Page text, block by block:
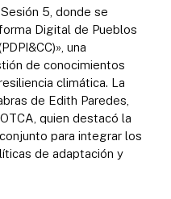
5, donde se
Digital de Pueblos
una
de conocimientos
climática. La
de Edith Paredes,
quien destacó la
para integrar los
de adaptación y